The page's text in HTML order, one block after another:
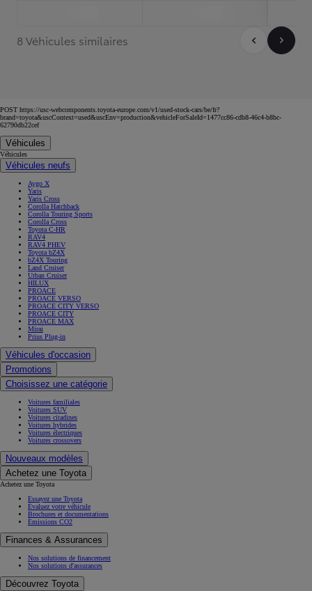
Véhicules neufs
Aygo X
Yaris
Yaris Cross
Corolla Hatchback
Corolla Touring Sports
Corolla Cross
Toyota C-HR
RAV4
RAV4 PHEV
Toyota bZ4X
bZ4X Touring
Land Cruiser
Urban Cruiser
HILUX
PROACE
PROACE VERSO
PROACE CITY VERSO
PROACE CITY
PROACE MAX
Mirai
Prius Plug-in
Véhicules d'occasion
Promotions
Choisissez une catégorie
Voitures familiales
Voitures SUV
Voitures citadines
Voitures hybrides
Voitures électriques
Voitures crossovers
Nouveaux modèles
Achetez une Toyota
Achetez une Toyota
Essayez une Toyota
Évaluez votre véhicule
Brochures et documentations
Émissions CO2
Finances & Assurances
Nos solutions de financement
Nos solutions d'assurances
Découvrez Toyota
Découvrez Toyota
Hybride & Électrique
Découvrez l'hybride
Zéro émission